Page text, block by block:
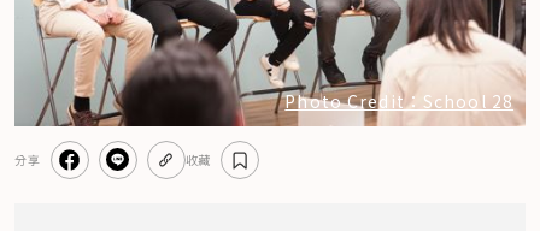
Photo Credit：School 28
分享 收藏